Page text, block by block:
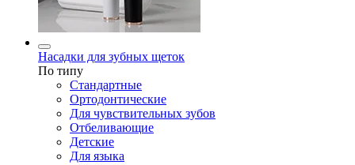
Насадки для зубных щеток
По типу
Стандартные
Ортодонтические
Для чувствительных зубов
Отбеливающие
Детские
Для языка